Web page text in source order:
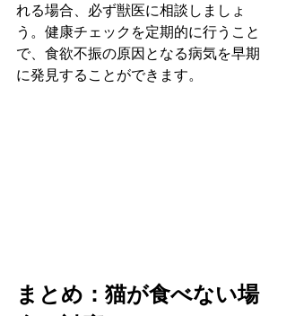
れる場合、必ず獣医に相談しましょ
う。健康チェックを定期的に行うこと
で、食欲不振の原因となる病気を早期
に発見することができます。
まとめ：猫が食べない場